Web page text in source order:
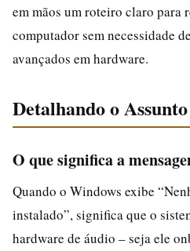
em mãos um roteiro claro para
computador sem necessidade
avançados em hardware.
Detalhando o Assunto
O que significa a
Quando o Windows exibe
instalado”, significa que o
hardware de áudio – seja ele